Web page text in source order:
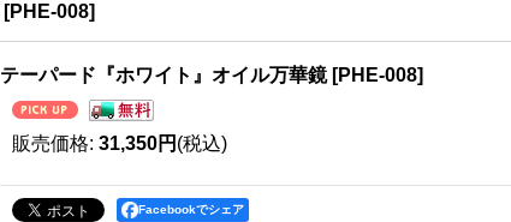
[PHE-008]
テーパード『ホワイト』オイル万華鏡 [PHE-008]
販売価格: 31,350円 (税込)
Facebookでシェア